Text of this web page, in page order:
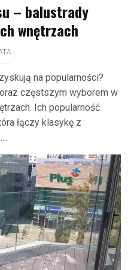
– balustrady
wnętrzach
na popularności?
częstszym wyborem w
Ich popularność
łączy klasykę z